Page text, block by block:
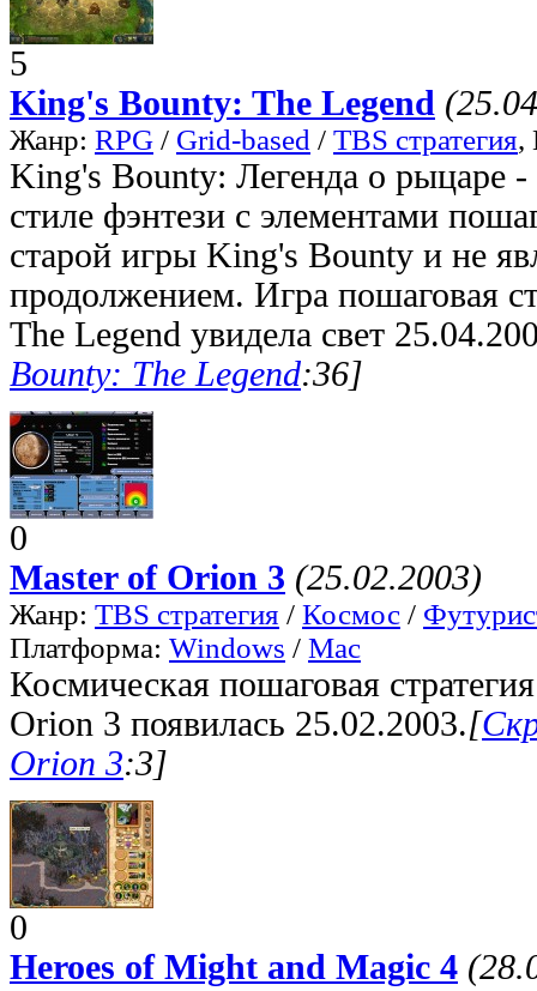
5
King's Bounty: The Legend
Жанр: RPG / Grid-based / TBS стратегия,
King's Bounty: Легенда о рыцаре -
стиле фэнтези с элементами
старой игры King's Bounty и не
продолжением. Игра пошаговая
The Legend увидела свет
Bounty: The Legend:36]
0
Master of Orion 3 (25.02.2003)
Жанр: TBS стратегия / Космос /
Платформа: Windows / Mac
Космическая пошаговая
Orion 3 появилась 25.02.2003.[
Orion 3:3]
0
Heroes of Might and Magic 4